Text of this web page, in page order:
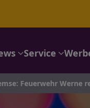
Service
rettet